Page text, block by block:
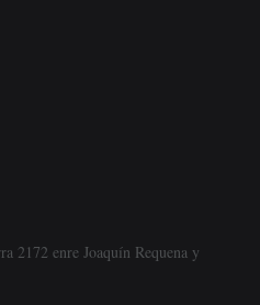
2172 enre Joaquín Requena y